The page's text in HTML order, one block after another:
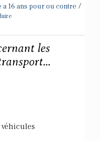
16 ans pour ou contre /
les